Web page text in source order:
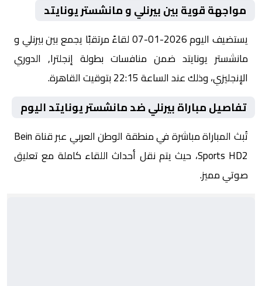
مواجهة قوية بين بيرنلي و مانشستر يونايتد
يستضيف اليوم 2026-01-07 لقاءً مرتقبًا يجمع بين بيرنلي و
مانشستر يونايتد ضمن منافسات بطولة إنجلترا, الدوري
الإنجليزي، وذلك عند الساعة 22:15 بتوقيت القاهرة.
تفاصيل مباراة بيرنلي ضد مانشستر يونايتد اليوم
تُبث المباراة مباشرة في منطقة الوطن العربي عبر قناة Bein
Sports HD2، حيث يتم نقل أحداث اللقاء كاملة مع تعليق
صوتي مميز.